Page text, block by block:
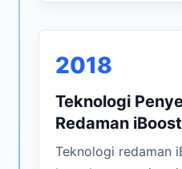
2018
Teknologi
Redaman iBoost
Teknologi redaman